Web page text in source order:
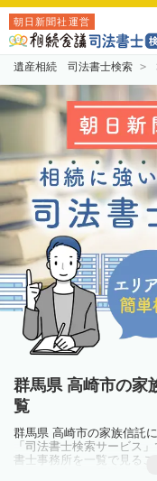
朝日新聞社運営
遺産相続 司法書士検索
群馬県 高崎市の家
覧
群馬県 高崎市の家族信託
「司法書士検索サービス
書士事務所を一覧で見る
えている方は一度近隣の